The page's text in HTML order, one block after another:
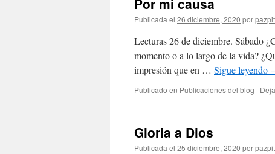
Por mi causa
Publicada el 26 diciembre, 2020 por
Lecturas 26 de diciembre. Sábado
momento o a lo largo de la vida?
impresión que en … Sigue leyendo
Publicado en Publicaciones del blog |
Gloria a Dios
Publicada el 25 diciembre, 2020 por